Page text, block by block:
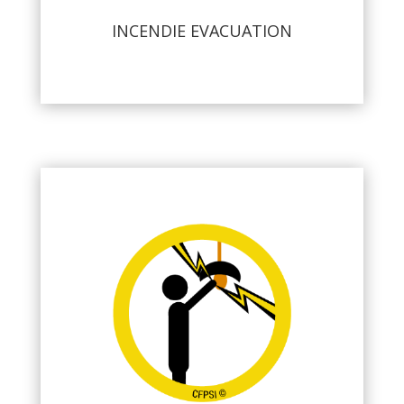
INCENDIE EVACUATION
HABILITATION ÉLECTRIQUE :
• B0 H0 H0V
• BS BE Chargé d’interventions simples
Voir plus